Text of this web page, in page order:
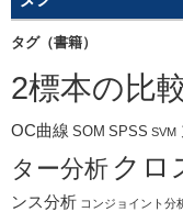
タグ（書籍）
2標本の比
OC曲線 SOM SPSS SVM
ター分析 クロ
ンス分析 コンジョイント分